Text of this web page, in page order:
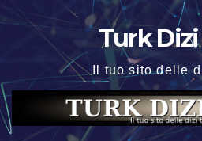
Turk
Il tuo sito delle